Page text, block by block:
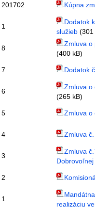
201702 Kúpna
1
Dodatok
služieb (301
8
Zmluva o
(400 kB)
7 Dodatok
6
Zmluva o
(265 kB)
5 Zmluva o
4 Zmluva
3
Zmluva
2
1
realizáciu